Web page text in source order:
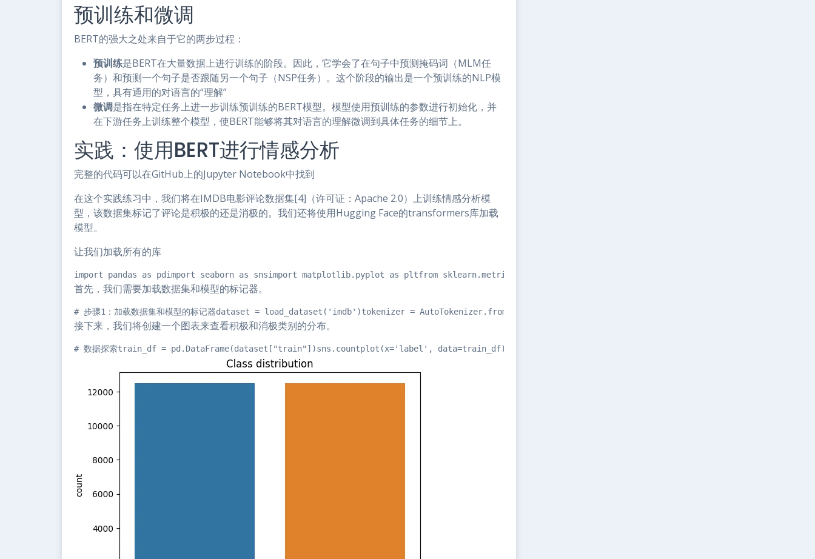
预训练和微调
BERT的强大之处来自于它的两步过程：
预训练是BERT在大量数据上进行训练的阶段。因此，它学会了在句子中预测掩码词（MLM任
务）和预测一个句子是否跟随另一个句子（NSP任务）。这个阶段的输出是一个预训练的NLP模
型，具有通用的对语言的“理解”
微调是指在特定任务上进一步训练预训练的BERT模型。模型使用预训练的参数进行初始化，并
在下游任务上训练整个模型，使BERT能够将其对语言的理解微调到具体任务的细节上。
实践：使用BERT进行情感分析
完整的代码可以在GitHub上的Jupyter Notebook中找到
在这个实践练习中，我们将在IMDB电影评论数据集[4]（许可证：Apache 2.0）上训练情感分析模
型，该数据集标记了评论是积极的还是消极的。我们还将使用Hugging Face的transformers库加载
模型。
让我们加载所有的库
import pandas as pdimport seaborn as snsimport matplotlib.pyplot as pltfrom sklearn.metrics import confusion_matrix, roc_curve, aucfrom datasets import
首先，我们需要加载数据集和模型的标记器。
# 步骤1：加载数据集和模型的标记器dataset = load_dataset('imdb')tokenizer = AutoTokenizer.from_pretrained('bert-base-uncased')
接下来，我们将创建一个图表来查看积极和消极类别的分布。
# 数据探索train_df = pd.DataFrame(dataset["train"])sns.countplot(x='label', data=train_df)plt.title('类别分布')plt.show()